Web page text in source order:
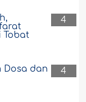
4
Tobat
4
Dosa dan